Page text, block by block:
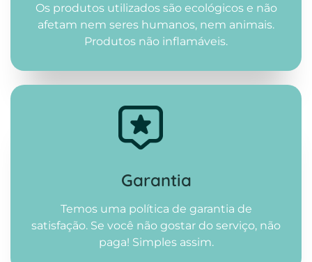
Os produtos utilizados são ecológicos e não
afetam nem seres humanos, nem animais.
Produtos não inflamáveis.
Garantia
Temos uma política de garantia de
satisfação. Se você não gostar do serviço, não
paga! Simples assim.